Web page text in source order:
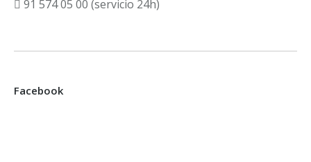
91 574 05 00 (servicio 24h)
Facebook